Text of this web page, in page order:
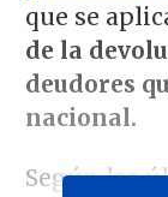
que se
de la
deudores
nacional.
Según las